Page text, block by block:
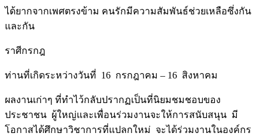
ได้ยากจากเพศตรงข้าม คนรักมีความสัมพันธ์ช่วยเหลือซึ่งกัน
และกัน
ราศีกรกฎ
ท่านที่เกิดระหว่างวันที่ 16 กรกฎาคม – 16 สิงหาคม
ผลงานเก่าๆ ที่ทำไว้กลับปรากฏเป็นที่นิยมชมชอบของ
ประชาชน ผู้ใหญ่และเพื่อนร่วมงานจะให้การสนับสนุน มี
โอกาสได้ศึกษาวิชาการที่แปลกใหม่ จะได้ร่วมงานในองค์กร